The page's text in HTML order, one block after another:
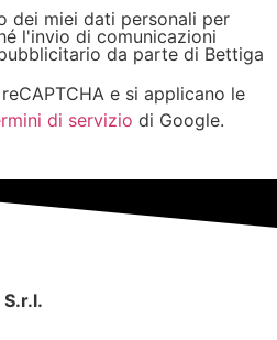
dei miei dati personali per
l'invio di comunicazioni
da parte di Bettiga
e si applicano le
di servizio di Google.